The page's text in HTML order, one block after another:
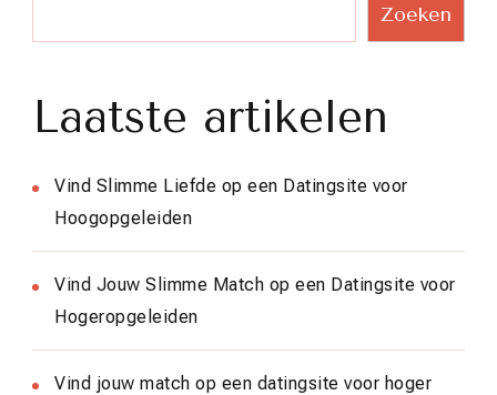
Zoeken
Laatste artikelen
Vind Slimme Liefde op een Datingsite voor
Hoogopgeleiden
Vind Jouw Slimme Match op een Datingsite voor
Hogeropgeleiden
Vind jouw match op een datingsite voor hoger